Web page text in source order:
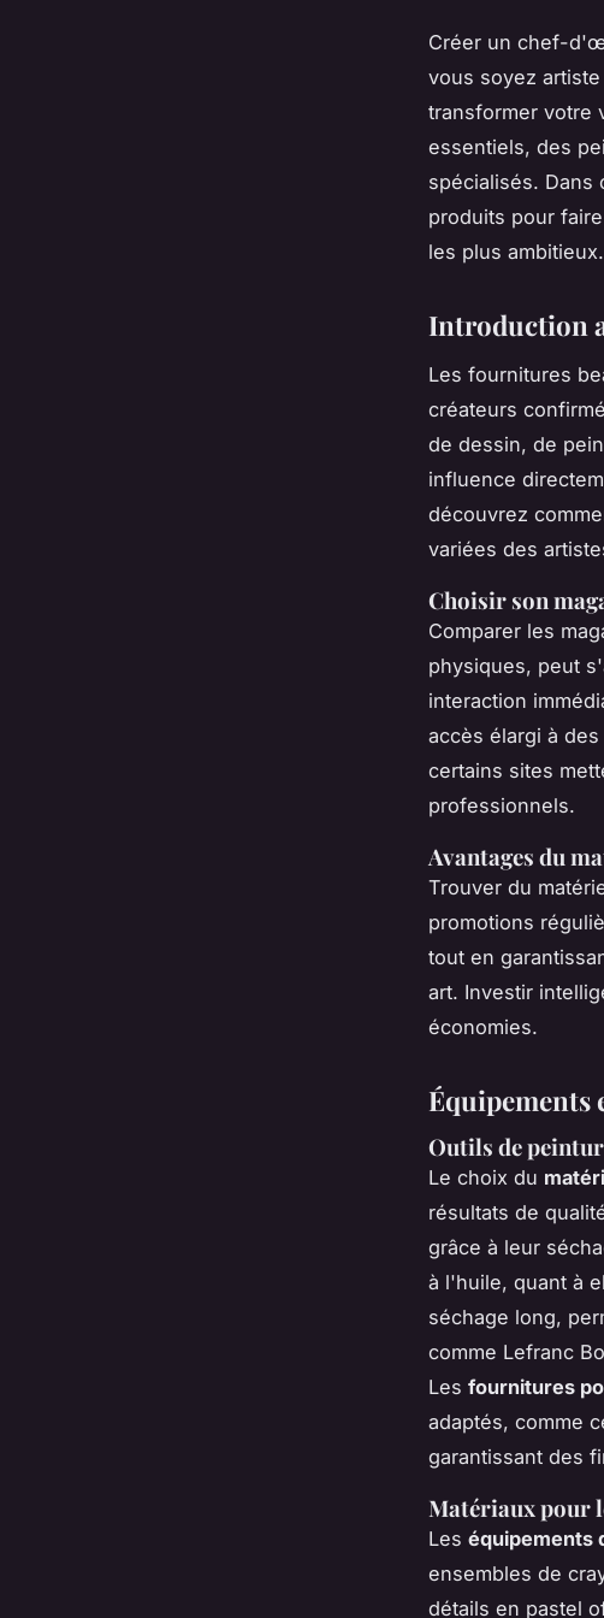
Créer un chef-
vous soyez
transformer votre
essentiels, des
spécialisés. Dans
produits pour
les plus ambitieux.
Introduction
Les fournitures
créateurs
de dessin, de
influence
découvrez
variées des
Choisir son
Comparer les
physiques, peut
interaction
accès élargi à
certains sites
professionnels.
Avantages du
Trouver du
promotions
tout en
art. Investir
économies.
Équipements
Outils de
Le choix du
résultats de
grâce à leur
à l'huile, quant à
séchage long,
comme Lefranc
Les fournitures
adaptés, comme
garantissant des
Matériaux pour
Les équipements
ensembles de
détails en pastel